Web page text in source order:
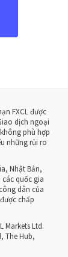
FXCL được
dịch ngoại
phù hợp
những rủi ro
Nhật Bản,
quốc gia
dân của
chấp
Markets Ltd.
The Hub,